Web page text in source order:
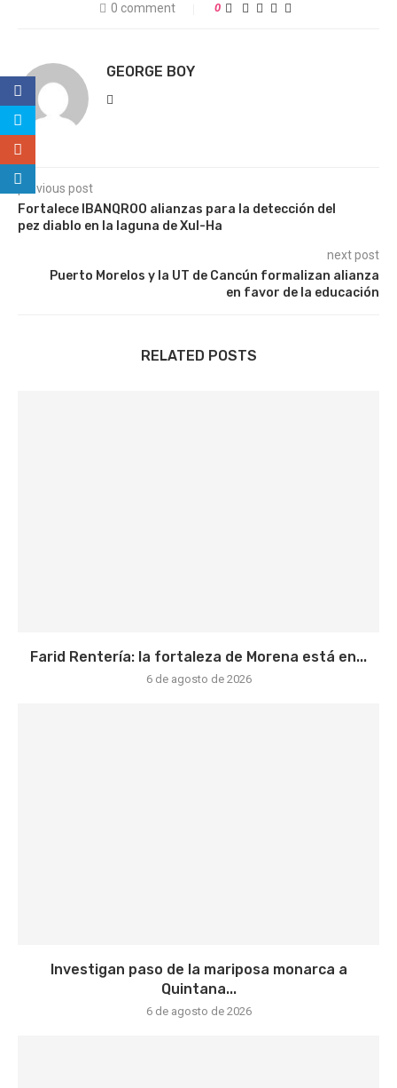
0 comment 0
GEORGE BOY
previous post
Fortalece IBANQROO alianzas para la detección del
pez diablo en la laguna de Xul-Ha
next post
Puerto Morelos y la UT de Cancún formalizan alianza
en favor de la educación
RELATED POSTS
Farid Rentería: la fortaleza de Morena está en...
6 de agosto de 2026
Investigan paso de la mariposa monarca a
Quintana...
6 de agosto de 2026